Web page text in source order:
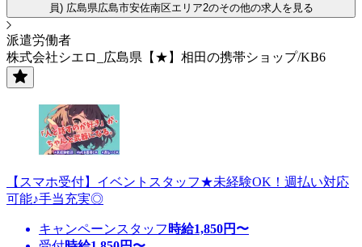
員) 広島県広島市安佐南区エリア2のその他の求人を見る
派遣労働者
株式会社シエロ_広島県【★】相田の携帯ショップ/KB6
【スマホ受付】イベントスタッフ★未経験OK！週払い対応
可能♪手当充実◎
キャンペーンスタッフ 時給1,850円〜